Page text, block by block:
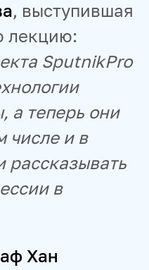
, выступившая
лекцию:
SputnikPro
а теперь они
числе и в
рассказывать
в
Хан